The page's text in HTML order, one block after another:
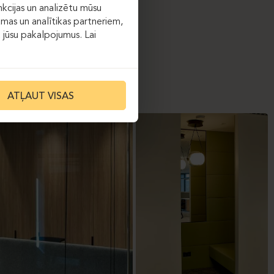
un analizētu mūsu
un analītikas partneriem,
pakalpojumus. Lai
ATĻAUT VISAS